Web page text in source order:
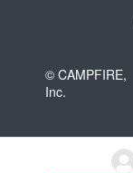
© CAMPFIRE,
Inc.